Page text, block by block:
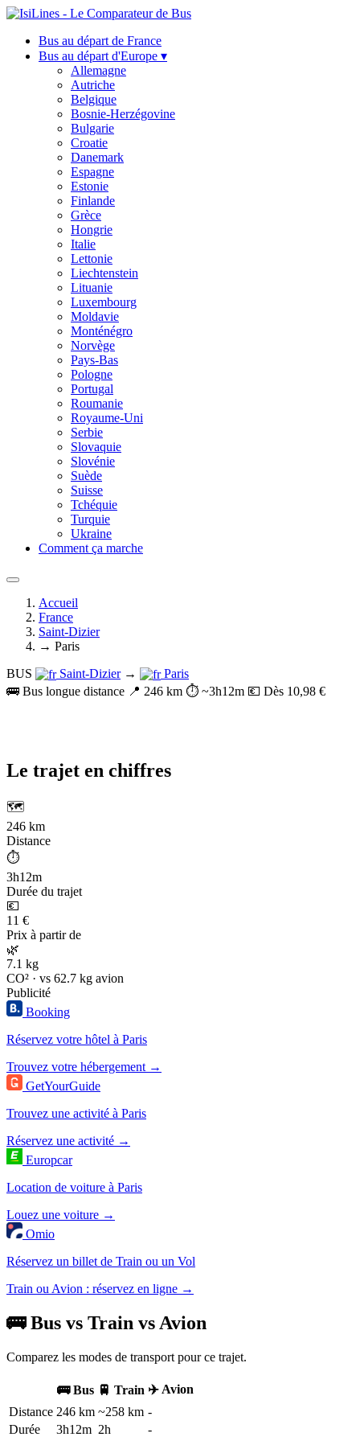
Bus au départ de France
Bus au départ d'Europe ▾
Allemagne
Autriche
Belgique
Bosnie-Herzégovine
Bulgarie
Croatie
Danemark
Espagne
Estonie
Finlande
Grèce
Hongrie
Italie
Lettonie
Liechtenstein
Lituanie
Luxembourg
Moldavie
Monténégro
Norvège
Pays-Bas
Pologne
Portugal
Roumanie
Royaume-Uni
Serbie
Slovaquie
Slovénie
Suède
Suisse
Tchéquie
Turquie
Ukraine
Comment ça marche
Accueil
France
Saint-Dizier
→ Paris
BUS
Saint-Dizier →
Paris
🚌 Bus longue distance 📍 246 km ⏱️ ~3h12m 💶 Dès 10,98 €
Le trajet en chiffres
🗺️
246 km
Distance
⏱️
3h12m
Durée du trajet
💶
11 €
Prix à partir de
🌿
7.1 kg
CO² · vs 62.7 kg avion
Publicité
Booking
Réservez votre hôtel à Paris
Trouvez votre hébergement →
GetYourGuide
Trouvez une activité à Paris
Réservez une activité →
Europcar
Location de voiture à Paris
Louez une voiture →
Omio
Réservez un billet de Train ou un Vol
Train ou Avion : réservez en ligne →
🚌 Bus vs Train vs Avion
Comparez les modes de transport pour ce trajet.
🚌 Bus 🚆 Train ✈️ Avion
Distance 246 km ~258 km -
Durée
3h12m 2h
-